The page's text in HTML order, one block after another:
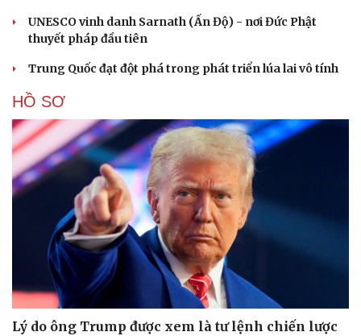
Cải chính
UNESCO vinh danh Sarnath (Ấn Độ) - nơi Đức Phật
thuyết pháp đầu tiên
Trung Quốc đạt đột phá trong phát triển lúa lai vô tính
HỒ SƠ
Lý do ông Trump được xem là tư lệnh chiến lược